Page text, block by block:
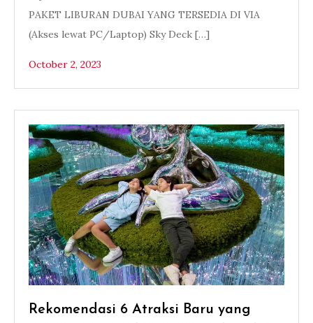
PAKET LIBURAN DUBAI YANG TERSEDIA DI VIA
(Akses lewat PC/Laptop) Sky Deck […]
October 2, 2023
Rekomendasi 6 Atraksi Baru yang